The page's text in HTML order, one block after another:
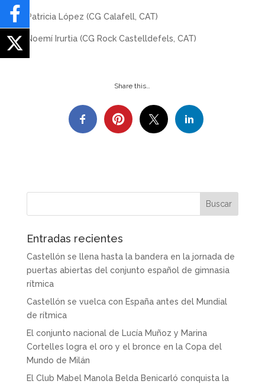
Patricia López (CG Calafell, CAT)
Noemí Irurtia (CG Rock Castelldefels, CAT)
Share this…
Entradas recientes
Castellón se llena hasta la bandera en la jornada de
puertas abiertas del conjunto español de gimnasia
rítmica
Castellón se vuelca con España antes del Mundial
de rítmica
El conjunto nacional de Lucía Muñoz y Marina
Cortelles logra el oro y el bronce en la Copa del
Mundo de Milán
El Club Mabel Manola Belda Benicarló conquista la